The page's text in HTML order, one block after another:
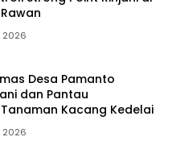
2026
Desa Pamanto
dan Pantau
Kacang Kedelai
2026